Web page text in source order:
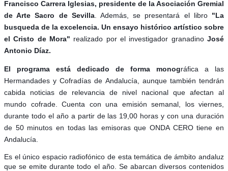
Francisco Carrera Iglesias, presidente de la Asociación Gremial
de Arte Sacro de Sevilla. Además, se presentará el libro "La
busqueda de la excelencia. Un ensayo histórico artístico sobre
el Cristo de Mora" realizado por el investigador granadinoJosé
Antonio Díaz.
El programa está dedicado de forma monográfica a las
Hermandades y Cofradías de Andalucía, aunque también tendrán
cabida noticias de relevancia de nivel nacional que afectan al
mundo cofrade. Cuenta con una emisión semanal, los viernes,
durante todo el año a partir de las 19,00 horas y con una duración
de 50 minutos en todas las emisoras que ONDA CERO tiene en
Andalucía.
Es el único espacio radiofónico de esta temática de ámbito andaluz
que se emite durante todo el año. Se abarcan diversos contenidos